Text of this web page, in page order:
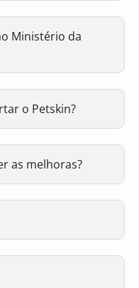
Ministério da
o Petskin?
as melhoras?